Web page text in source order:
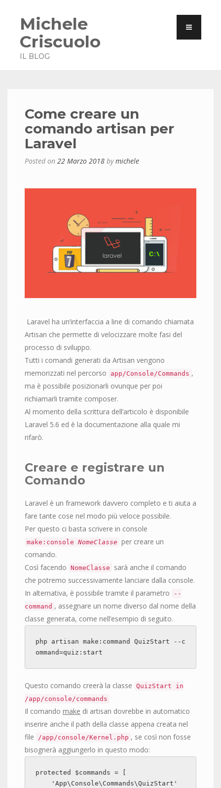
Michele
Criscuolo
IL BLOG
Come creare un
comando artisan per
Laravel
Posted on 22 Marzo 2018 bymichele
Laravel ha un’interfaccia a line di comando chiamata
Artisan che permette di velocizzare molte fasi del
processo di sviluppo.
Tutti i comandi generati da Artisan vengono
memorizzati nel percorso
app/Console/Commands ,
ma è possibile posizionarli ovunque per poi
richiamarli tramite composer.
Al momento della scrittura dell’articolo è disponibile
Laravel 5.6 ed è la documentazione alla quale mi
rifarò.
Creare e registrare un
Comando
Laravel è un framework davvero completo e ti aiuta a
fare tante cose nel modo più veloce possibile.
Per questo ci basta scrivere in console
make:console NomeClasse per creare un
comando.
Così facendo NomeClasse
sarà anche il comando
che potremo successivamente lanciare dalla console.
In alternativa, è possibile tramite il parametro
--
command , assegnare un nome diverso dal nome della
classe generata, come nell’esempio di seguito.
php artisan make:command QuizStart --c
ommand=quiz:start
Questo comando creerà la classe QuizStart in
/app/console/commands
Il comando make di artisan dovrebbe in automatico
inserire anche il path della classe appena creata nel
file
/app/console/Kernel.php , se così non fosse
bisognerà aggiungerlo in questo modo:
protected $commands = [
'App\Console\Commands\QuizStart'